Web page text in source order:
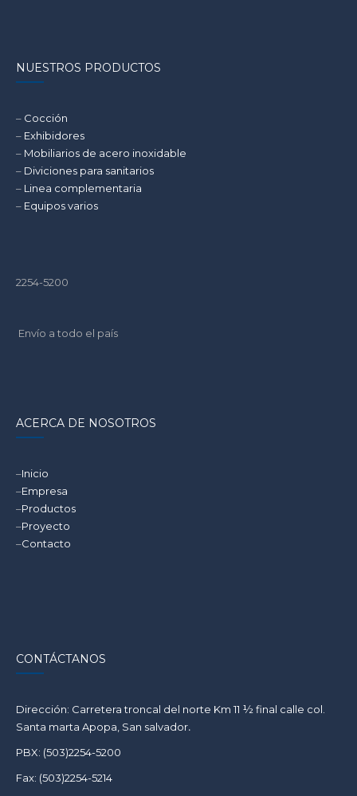
NUESTROS PRODUCTOS
– Cocción
– Exhibidores
– Mobiliarios de acero inoxidable
– Diviciones para sanitarios
– Linea complementaria
– Equipos varios
2254-5200
Envío a todo el país
ACERCA DE NOSOTROS
–Inicio
–Empresa
–Productos
–Proyecto
–Contacto
CONTÁCTANOS
Dirección: Carretera troncal del norte Km 11 ½ final calle col.
Santa marta Apopa, San salvador.
PBX: (503)2254-5200
Fax: (503)2254-5214